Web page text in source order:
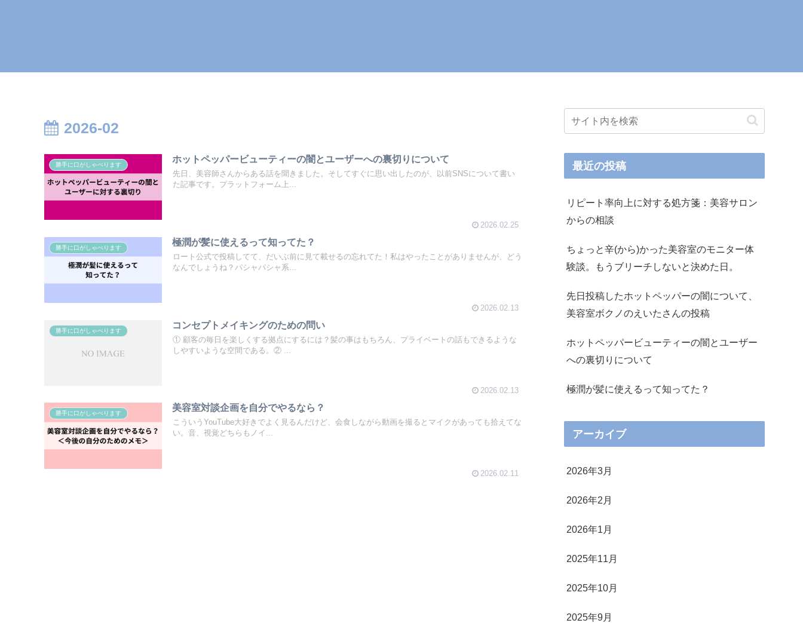
2026-02
勝手に口がしゃべります
ホットペッパービューティーの闇とユーザーへの裏切りについて
先日、美容師さんからある話を聞きました。そしてすぐに思い出したのが、以前SNSについて書い
た記事です。プラットフォーム上...
2026.02.25
勝手に口がしゃべります
極潤が髪に使えるって知ってた？
ロート公式で投稿してて、だいぶ前に見て載せるの忘れてた！私はやったことがありませんが、どう
なんでしょうね？パシャパシャ系...
2026.02.13
勝手に口がしゃべります
コンセプトメイキングのための問い
① 顧客の毎日を楽しくする拠点にするには？髪の事はもちろん、プライベートの話もできるような
しやすいような空間である。② ...
2026.02.13
勝手に口がしゃべります
美容室対談企画を自分でやるなら？
こういうYouTube大好きでよく見るんだけど、会食しながら動画を撮るとマイクがあっても拾えてな
い。音、視覚どちらもノイ...
2026.02.11
最近の投稿
リピート率向上に対する処方箋：美容サロン
からの相談
ちょっと辛(から)かった美容室のモニター体
験談。もうブリーチしないと決めた日。
先日投稿したホットペッパーの闇について、
美容室ボクノのえいたさんの投稿
ホットペッパービューティーの闇とユーザー
への裏切りについて
極潤が髪に使えるって知ってた？
アーカイブ
2026年3月
2026年2月
2026年1月
2025年11月
2025年10月
2025年9月